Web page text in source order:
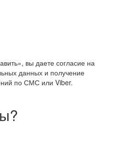
вы даете согласие на
данных и получение
по СМС или Viber.